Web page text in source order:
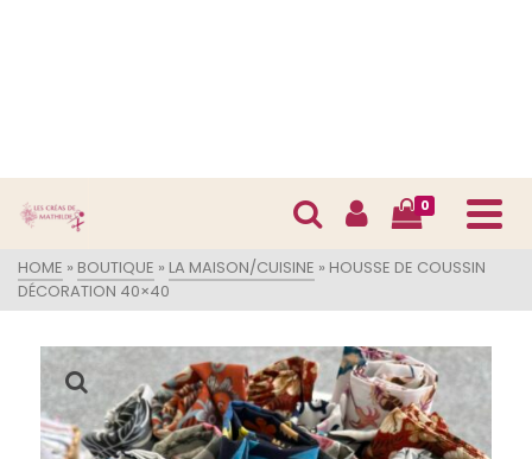
0
HOME » BOUTIQUE » LA MAISON/CUISINE » HOUSSE DE COUSSIN
DÉCORATION 40×40